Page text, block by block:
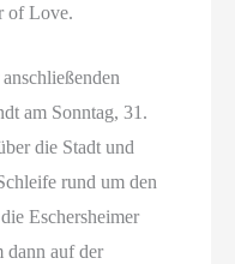
of Love.
am Sonntag, 31.
die Stadt und
rund um den
Eschersheimer
dann auf der